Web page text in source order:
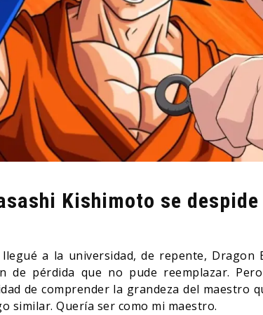
Kishimoto se
llegué a la universidad, de repente,
de pérdida que no pude reemplazar.
de comprender la grandeza del maestro
similar. Quería ser como mi maestro.